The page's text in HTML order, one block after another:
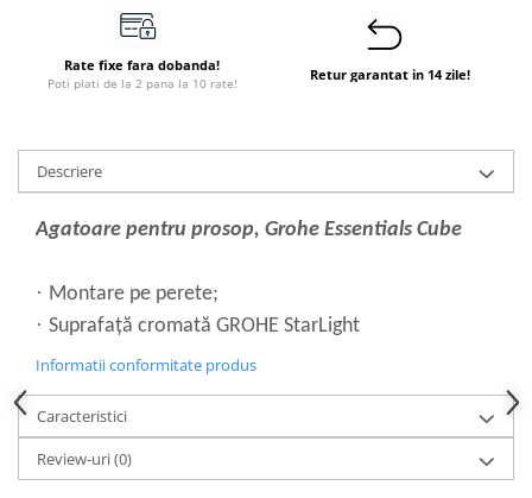
Panouri solare fotovoltaice
Ventilatie si climatizare
Ventiloconvectoare si sisteme VRF
Dulapuri pentru climatizare
Sisteme evaporative de climatizare
Ventilatoare pentru baie
Ventilatoare pentru tubulatura
Rate fixe fara dobanda!
Poti plati de la 2 pana la 10 rate!
Retur garantat in 14 zile!
Descriere
Agatoare pentru prosop, Grohe Essentials Cube
· Montare pe perete;
· Suprafaţă cromată GROHE StarLight
Informatii conformitate produs
Caracteristici
Review-uri(0)